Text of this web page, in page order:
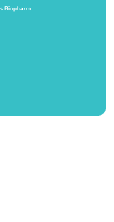
Biopharm